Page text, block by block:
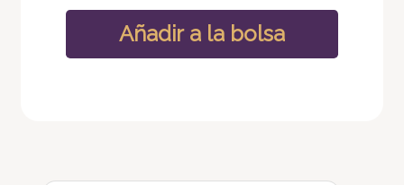
Añadir a la bolsa